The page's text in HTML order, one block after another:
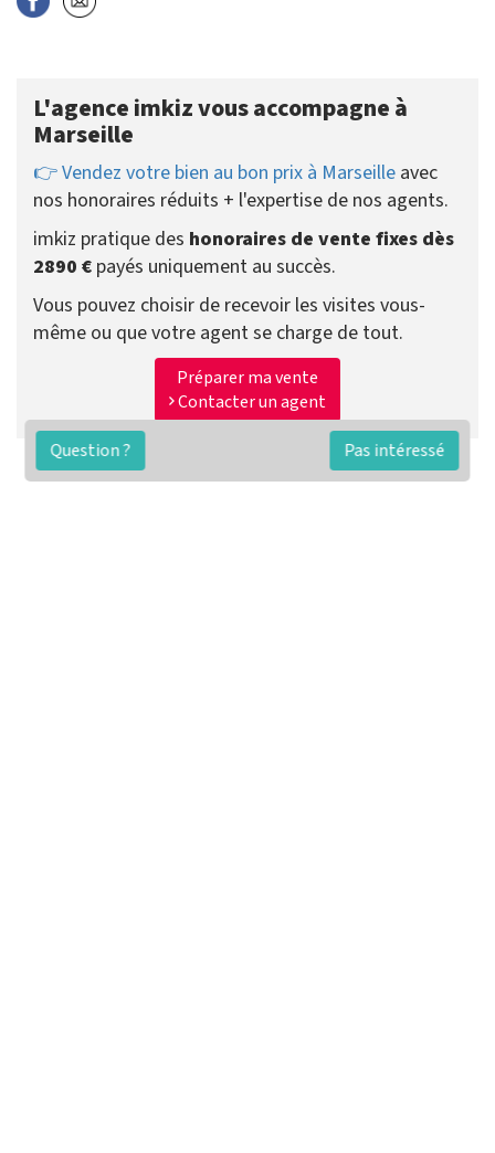
Question ? Pas intéressé
L'agence imkiz vous accompagne à
Marseille
👉 Vendez votre bien au bon prix à Marseille avec
nos honoraires réduits + l'expertise de nos agents.
imkiz pratique des honoraires de vente fixes dès
2890 € payés uniquement au succès.
Vous pouvez choisir de recevoir les visites vous-
même ou que votre agent se charge de tout.
Préparer ma vente
Contacter un agent